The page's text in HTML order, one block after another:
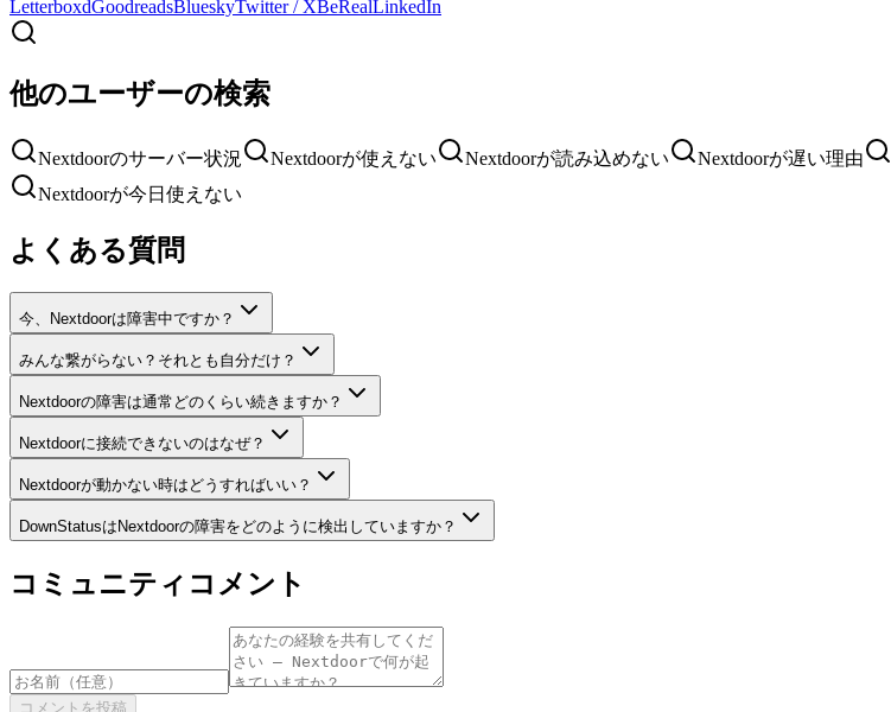
LetterboxdGoodreadsBlueskyTwitter / XBeRealLinkedIn
他のユーザーの検索
Nextdoorのサーバー状況 Nextdoorが使えない Nextdoorが読み込めない Nextdoorが遅い理由
Nextdoorが今日使えない
よくある質問
今、Nextdoorは障害中ですか？
みんな繋がらない？それとも自分だけ？
Nextdoorの障害は通常どのくらい続きますか？
Nextdoorに接続できないのはなぜ？
Nextdoorが動かない時はどうすればいい？
DownStatusはNextdoorの障害をどのように検出していますか？
コミュニティコメント
コメントを投稿